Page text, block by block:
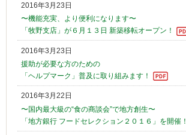
2016年3月23日
〜機能充実、より便利になります〜
「牧野支店」が６月１３日 新築移転オープン！
2016年3月23日
援助が必要な方のための
「ヘルプマーク」普及に取り組みます！
2016年3月22日
〜国内最大級の“食の商談会”で地方創生〜
「地方銀行 フードセレクション２０１６」を開催！